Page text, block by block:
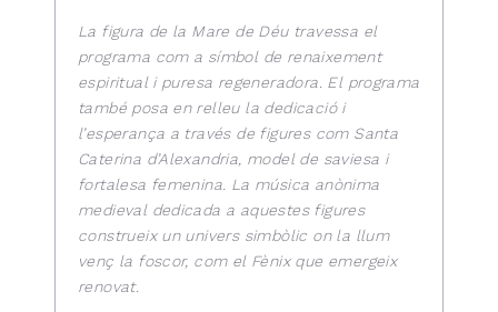
La figura de la Mare de Déu travessa el
programa com a símbol de renaixement
espiritual i puresa regeneradora. El programa
també posa en relleu la dedicació i
l’esperança a través de figures com Santa
Caterina d’Alexandria, model de saviesa i
fortalesa femenina. La música anònima
medieval dedicada a aquestes figures
construeix un univers simbòlic on la llum
venç la foscor, com el Fènix que emergeix
renovat.